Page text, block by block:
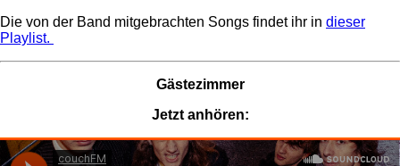
Die von der Band mitgebrachten Songs findet ihr in dieser
Playlist.
Gästezimmer
Jetzt anhören: